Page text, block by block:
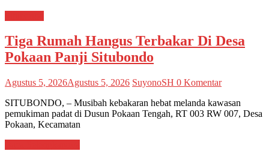
Tiga Rumah Hangus Terbakar Di Desa
Pokaan Panji Situbondo
Agustus 5, 2026Agustus 5, 2026 SuyonoSH 0 Komentar
SITUBONDO, – Musibah kebakaran hebat melanda kawasan
pemukiman padat di Dusun Pokaan Tengah, RT 003 RW 007, Desa
Pokaan, Kecamatan